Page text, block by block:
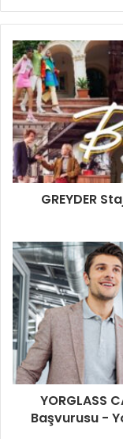
GREYDER
YORGLASS
Başvurusu -